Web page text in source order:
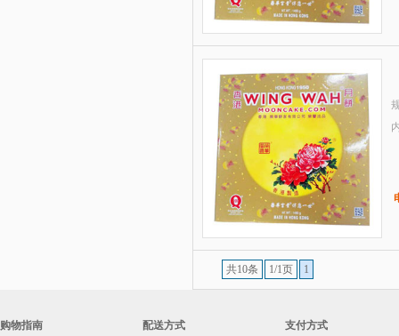
共10条 1/1页 1
购物指南
配送方式
支付方式